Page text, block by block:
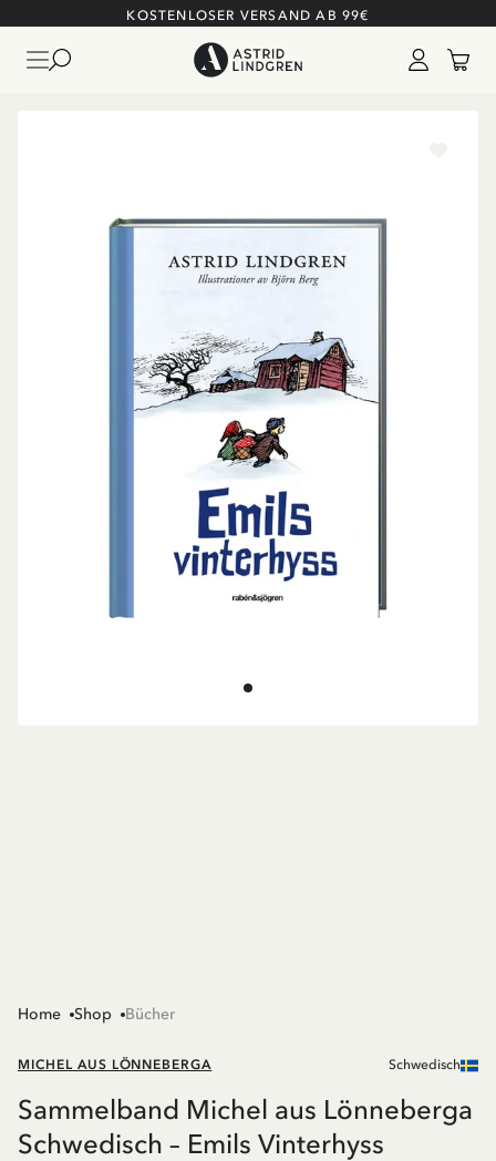
KOSTENLOSER VERSAND AB 99€
Home Shop Bücher
MICHEL AUS LÖNNEBERGA Schwedisch
Sammelband Michel aus Lönneberga
Schwedisch – Emils Vinterhyss